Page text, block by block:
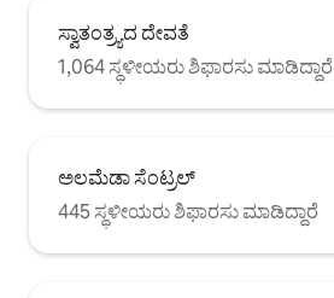
ಸ್ವಾತಂತ್ರ್ಯದ ದೇವತೆ
1,064 ಸ್ಥಳೀಯರು ಶಿಫಾರಸು ಮಾಡಿದ್ದಾರೆ
ಅಲಮೆಡಾ ಸೆಂಟ್ರಲ್
445 ಸ್ಥಳೀಯರು ಶಿಫಾರಸು ಮಾಡಿದ್ದಾರೆ